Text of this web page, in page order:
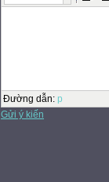
Đường dẫn: p
Gửi ý kiến